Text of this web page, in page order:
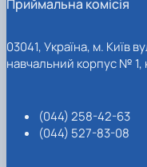
Приймальна комісія
03041, Україна, м. Київ
навчальний корпус № 1,
(044) 258-42-63
(044) 527-83-08